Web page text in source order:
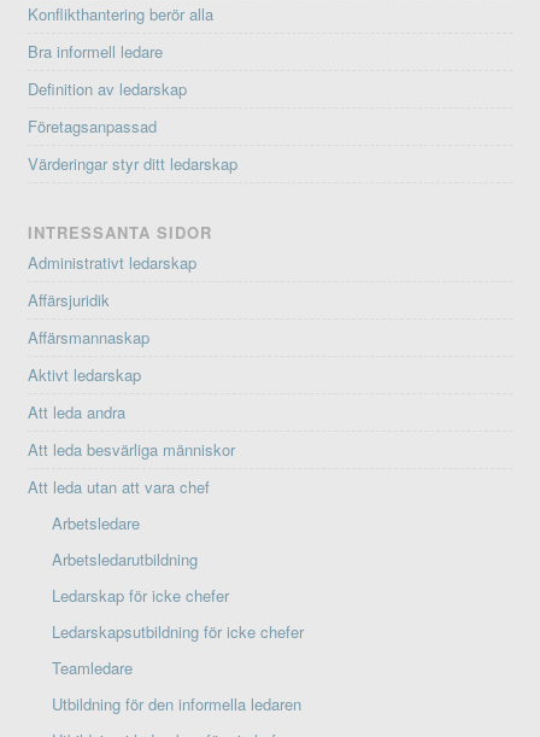
Konflikthantering berör alla
Bra informell ledare
Definition av ledarskap
Företagsanpassad
Värderingar styr ditt ledarskap
INTRESSANTA SIDOR
Administrativt ledarskap
Affärsjuridik
Affärsmannaskap
Aktivt ledarskap
Att leda andra
Att leda besvärliga människor
Att leda utan att vara chef
Arbetsledare
Arbetsledarutbildning
Ledarskap för icke chefer
Ledarskapsutbildning för icke chefer
Teamledare
Utbildning för den informella ledaren